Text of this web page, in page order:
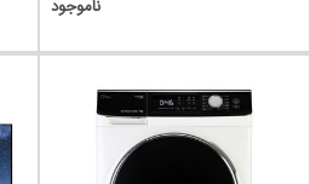
از جمله موارد برجسته ماشین
لمسی، موتور اینورتر، حداکثر سرعت
پایین و تعداد برنامه‌های شستشوی متنوع
ناموجود